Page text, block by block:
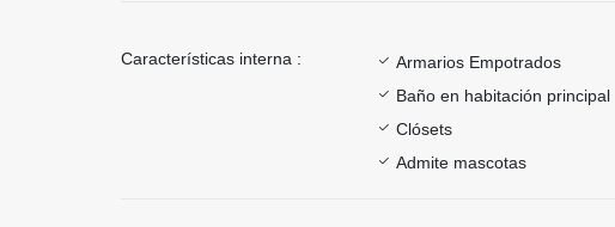
Características interna : Armarios Empotrados
Baño en habitación principal
Clósets
Admite mascotas